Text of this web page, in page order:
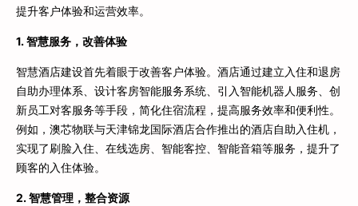
提升客户体验和运营效率。
1. 智慧服务，改善体验
智慧酒店建设首先着眼于改善客户体验。酒店通过建立入住和退房
自助办理体系、设计客房智能服务系统、引入智能机器人服务、创
新员工对客服务等手段，简化住宿流程，提高服务效率和便利性。
例如，澳芯物联与天津锦龙国际酒店合作推出的酒店自助入住机，
实现了刷脸入住、在线选房、智能客控、智能音箱等服务，提升了
顾客的入住体验。
2. 智慧管理，整合资源